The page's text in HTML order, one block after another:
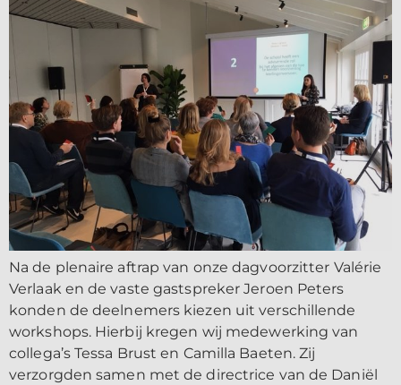
Na de plenaire aftrap van onze dagvoorzitter Valérie
Verlaak en de vaste gastspreker Jeroen Peters
konden de deelnemers kiezen uit verschillende
workshops. Hierbij kregen wij medewerking van
collega’s Tessa Brust en Camilla Baeten. Zij
verzorgden samen met de directrice van de Daniël